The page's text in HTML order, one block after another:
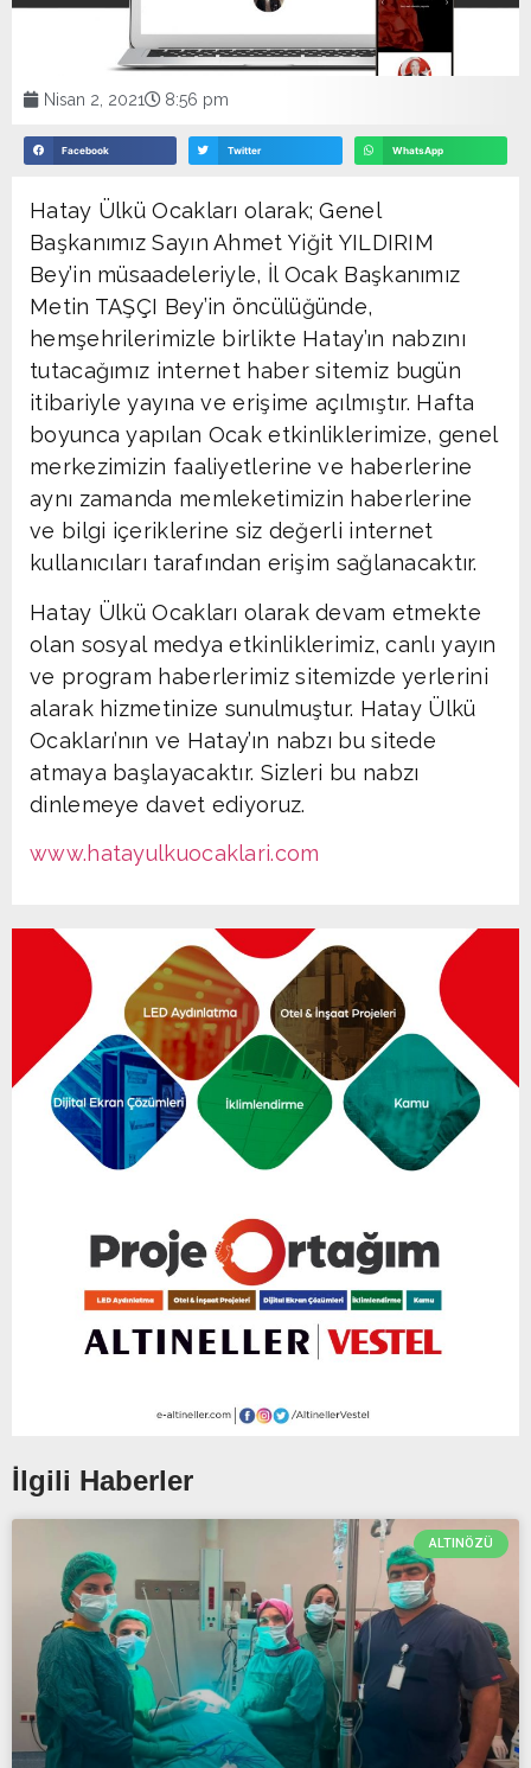
Nisan 2, 2021 8:56 pm
Facebook Twitter WhatsApp
Hatay Ülkü Ocakları olarak; Genel
Başkanımız Sayın Ahmet Yiğit YILDIRIM
Bey’in müsaadeleriyle, İl Ocak Başkanımız
Metin TAŞÇI Bey’in öncülüğünde,
hemşehrilerimizle birlikte Hatay’ın nabzını
tutacağımız internet haber sitemiz bugün
itibariyle yayına ve erişime açılmıştır. Hafta
boyunca yapılan Ocak etkinliklerimize, genel
merkezimizin faaliyetlerine ve haberlerine
aynı zamanda memleketimizin haberlerine
ve bilgi içeriklerine siz değerli internet
kullanıcıları tarafından erişim sağlanacaktır.
Hatay Ülkü Ocakları olarak devam etmekte
olan sosyal medya etkinliklerimiz, canlı yayın
ve program haberlerimiz sitemizde yerlerini
alarak hizmetinize sunulmuştur. Hatay Ülkü
Ocakları’nın ve Hatay’ın nabzı bu sitede
atmaya başlayacaktır. Sizleri bu nabzı
dinlemeye davet ediyoruz.
www.hatayulkuocaklari.com
İlgili Haberler
ALTINÖZÜ